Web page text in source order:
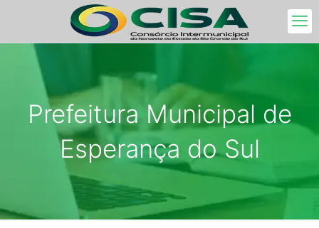
Prefeitura Municipal de
Esperança do Sul